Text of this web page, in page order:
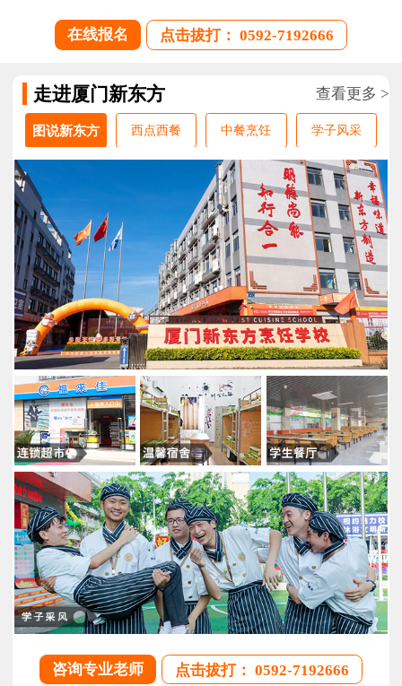
在线报名 点击拔打： 0592-7192666
走进厦门新东方 查看更多 >
图说新东方 西点西餐 中餐烹饪 学子风采
咨询专业老师 点击拔打： 0592-7192666